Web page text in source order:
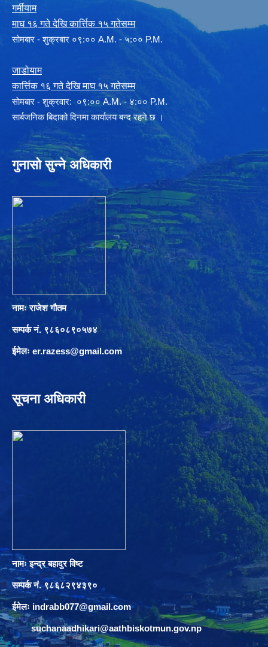
गर्मीयाम
माघ १६ गते देखि कार्त्तिक १५ गतेसम्म
सोमबार - शुक्रबार ०९:०० A.M. - ५:०० P.M.
जाडोयाम
कार्त्तिक १६ गते देखि माघ १५ गतेसम्म
साेमबार - शुक्रवार: ०९:०० A.M. - ४:०० P.M.
सार्बजनिक बिदाको दिनमा कार्यालय बन्द रहने छ ।
गुनासो सुन्ने अधिकारी
नामः राजेश गौतम
सम्पर्क नं. ९८६०८९०५७४
ईमेलः er.razess@gmail.com
सूचना अधिकारी
नामः इन्द्र बहादुर विष्ट
सम्पर्क नं. ९८६८२९४३९०
ईमेलः indrabb077@gmail.com
suchanaadhikari@aathbiskotmun.gov.np